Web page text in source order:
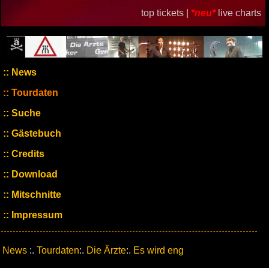
top tickets | *neu* live charts
News
Tourdaten
Suche
Gästebuch
Credits
Download
Mitschnitte
Impressum
News :. Tourdaten:. Die Ärzte:. Es wird eng